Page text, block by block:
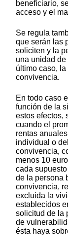
beneficiario,
acceso y el
Se regula
que serán las
soliciten y la
una unidad
último caso,
convivencia.
En todo caso
función de la
estos efectos,
cuando el
rentas
individual o
convivencia,
menos 10
cada
de la persona
convivencia,
excluida la
establecidos
solicitud de la
de
ésta haya